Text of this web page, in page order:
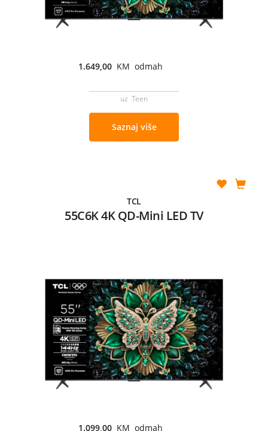
1.649,00 KM odmah
uz Teen
Saznaj više
TCL
55C6K 4K QD-Mini LED TV
1.099,00 KM odmah